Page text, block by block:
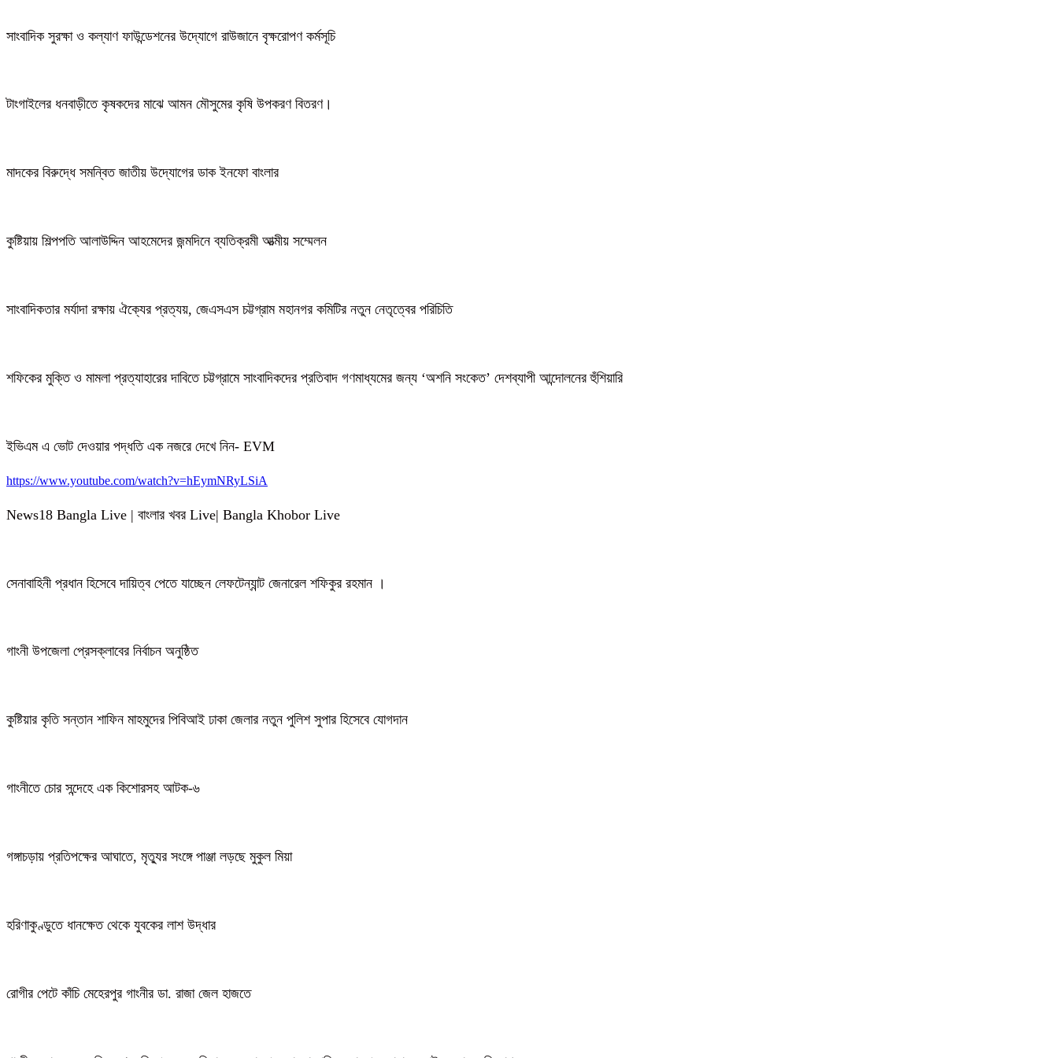
সাংবাদিক সুরক্ষা ও কল্যাণ ফাউন্ডেশনের উদ্যোগে রাউজানে বৃক্ষরোপণ কর্মসূচি
টাংগাইলের ধনবাড়ীতে কৃষকদের মাঝে আমন মৌসুমের কৃষি উপকরণ বিতরণ।
মাদকের বিরুদ্ধে সমন্বিত জাতীয় উদ্যোগের ডাক ইনফো বাংলার
কুষ্টিয়ায় শিল্পপতি আলাউদ্দিন আহমেদের জন্মদিনে ব্যতিক্রমী আত্মীয় সম্মেলন
সাংবাদিকতার মর্যাদা রক্ষায় ঐক্যের প্রত্যয়, জেএসএস চট্টগ্রাম মহানগর কমিটির নতুন নেতৃত্বের পরিচিতি
শফিকের মুক্তি ও মামলা প্রত্যাহারের দাবিতে চট্টগ্রামে সাংবাদিকদের প্রতিবাদ গণমাধ্যমের জন্য ‘অশনি সংকেত’ দেশব্যাপী আন্দোলনের হুঁশিয়ারি
ইভিএম এ ভোট দেওয়ার পদ্ধতি এক নজরে দেখে নিন- EVM
https://www.youtube.com/watch?v=hEymNRyLSiA
News18 Bangla Live | বাংলার খবর Live| Bangla Khobor Live
সেনাবাহিনী প্রধান হিসেবে দায়িত্ব পেতে যাচ্ছেন লেফটেন্যান্ট জেনারেল শফিকুর রহমান ।
গাংনী উপজেলা প্রেসক্লাবের নির্বাচন অনুষ্ঠিত
কুষ্টিয়ার কৃতি সন্তান শাফিন মাহমুদের পিবিআই ঢাকা জেলার নতুন পুলিশ সুপার হিসেবে যোগদান
গাংনীতে চোর সন্দেহে এক কিশোরসহ আটক-৬
গঙ্গাচড়ায় প্রতিপক্ষের আঘাতে, মৃত্যুর সংঙ্গে পাঞ্জা লড়ছে মুকুল মিয়া
হরিণাকুণ্ডুতে ধানক্ষেত থেকে যুবকের লাশ উদ্ধার
রোগীর পেটে কাঁচি মেহেরপুর গাংনীর ডা. রাজা জেল হাজতে